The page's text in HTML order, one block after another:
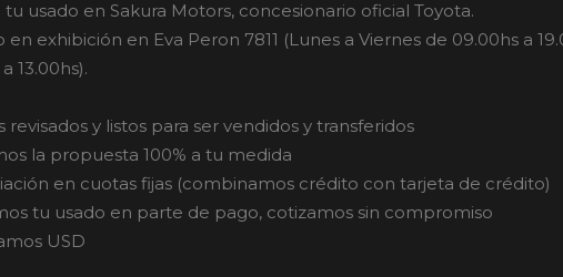
usado en Sakura Motors, concesionario oficial Toyota.
en exhibición en Eva Peron 7811 (Lunes a Viernes de 09.00hs a
13.00hs).
revisados y listos para ser vendidos y transferidos
la propuesta 100% a tu medida
en cuotas fijas (combinamos crédito con tarjeta de crédito)
tu usado en parte de pago, cotizamos sin compromiso
USD